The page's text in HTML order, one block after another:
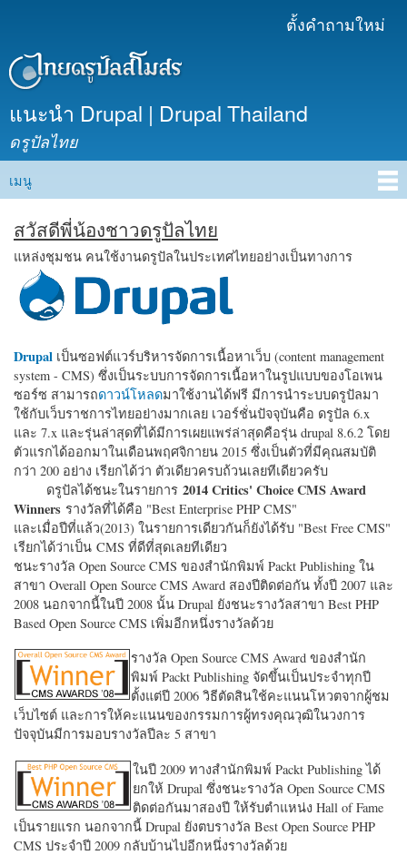
เนื้อหา
ตั้งคำถามใหม่
แนะนำ Drupal | Drupal Thailand
ดรูปัลไทย
Main menu
เมนู
สวัสดีพี่น้องชาวดรูปัลไทย
แหล่งชุมชน คนใช้งานดรูปัลในประเทศไทยอย่างเป็นทางการ
Drupal เป็นซอฟต์แวร์บริหารจัดการเนื้อหาเว็บ (content management
system - CMS) ซึ่งเป็นระบบการจัดการเนื้อหาในรูปแบบของโอเพน
ซอร์ซ สามารถดาวน์โหลดมาใช้งานได้ฟรี มีการนำระบบดรูปัลมา
ใช้กับเว็บราชการไทยอย่างมากเลย เวอร์ชั่นปัจจุบันคือ ดรูปัล 6.x
และ 7.x และรุ่นล่าสุดที่ได้มีการเผยแพร่ล่าสุดคือรุ่น drupal 8.6.2 โดย
ตัวแรกได้ออกมาในเดือนพฤศจิกายน 2015 ซึ่งเป็นตัวที่มีคุณสมบัติ
กว่า 200 อย่าง เรียกได้ว่า ตัวเดียวครบถ้วนเลยทีเดียวครับ
ดรูปัลได้ชนะในรายการ 2014 Critics' Choice CMS Award
Winners รางวัลที่ได้คือ "Best Enterprise PHP CMS"
และเมื่อปีที่แล้ว(2013) ในรายการเดียวกันก็ยังได้รับ "Best Free CMS"
เรียกได้ว่าเป็น CMS ที่ดีที่สุดเลยทีเดียว
ชนะรางวัล Open Source CMS ของสำนักพิมพ์ Packt Publishing ใน
สาขา Overall Open Source CMS Award สองปีติดต่อกัน ทั้งปี 2007 และ
2008 นอกจากนี้ในปี 2008 นั้น Drupal ยังชนะรางวัลสาขา Best PHP
Based Open Source CMS เพิ่มอีกหนึ่งรางวัลด้วย
รางวัล Open Source CMS Award ของสำนัก
พิมพ์ Packt Publishing จัดขึ้นเป็นประจำทุกปี
ตั้งแต่ปี 2006 วิธีตัดสินใช้คะแนนโหวตจากผู้ชม
เว็บไซต์ และการให้คะแนนของกรรมการผู้ทรงคุณวุฒิในวงการ
ปัจจุบันมีการมอบรางวัลปีละ 5 สาขา
ในปี 2009 ทางสำนักพิมพ์ Packt Publishing ได้
ยกให้ Drupal ซึ่งชนะรางวัล Open Source CMS
ติดต่อกันมาสองปี ให้รับตำแหน่ง Hall of Fame
เป็นรายแรก นอกจากนี้ Drupal ยังตบรางวัล Best Open Source PHP
CMS ประจำปี 2009 กลับบ้านไปอีกหนึ่งรางวัลด้วย